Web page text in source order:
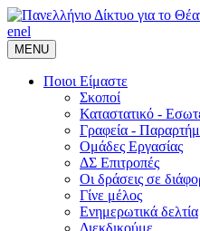
enel
MENU
Ποιοι Είμαστε
Σκοποί
Καταστατικό -
Γραφεία -
Ομάδες Εργασίας
ΔΣ Επιτροπές
Οι δράσεις σε
Γίνε μέλος
Ενημερωτικά δελτία
Διεκδικούμε